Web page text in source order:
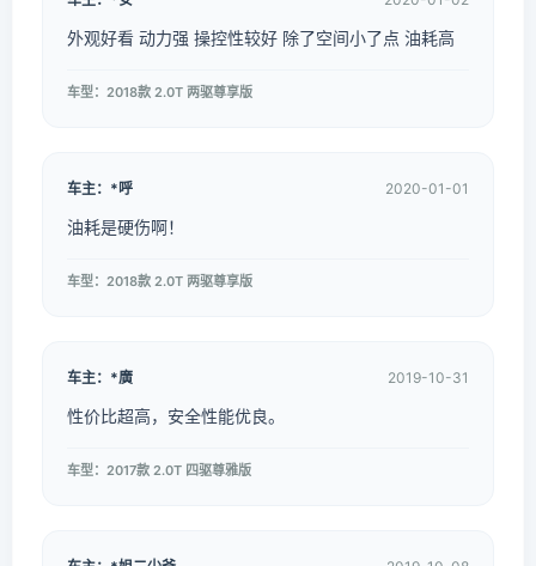
外观好看 动力强 操控性较好 除了空间小了点 油耗高
车型：2018款 2.0T 两驱尊享版
车主：*呼 2020-01-01
油耗是硬伤啊！
车型：2018款 2.0T 两驱尊享版
车主：*廣 2019-10-31
性价比超高，安全性能优良。
车型：2017款 2.0T 四驱尊雅版